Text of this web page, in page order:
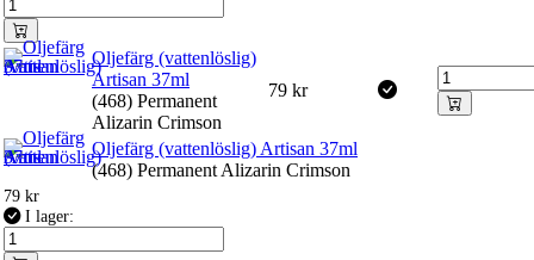
Oljefärg (vattenlöslig)
Artisan 37ml
(468) Permanent
Alizarin Crimson
79 kr
Oljefärg (vattenlöslig) Artisan 37ml
(468) Permanent Alizarin Crimson
79 kr
I lager: